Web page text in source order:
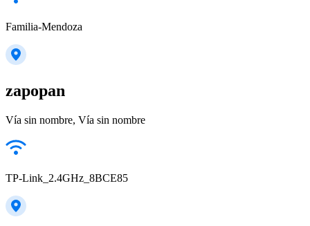
Familia-Mendoza
zapopan
Vía sin nombre, Vía sin nombre
TP-Link_2.4GHz_8BCE85